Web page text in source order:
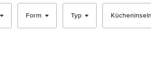
Form Typ Kücheninseln